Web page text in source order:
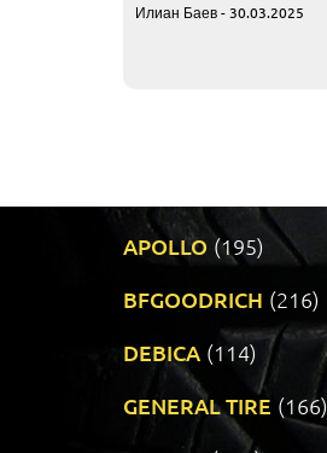
Илиан Баев - 30.03.2025
APOLLO (195)
BFGOODRICH (216)
DEBICA (114)
GENERAL TIRE (166)